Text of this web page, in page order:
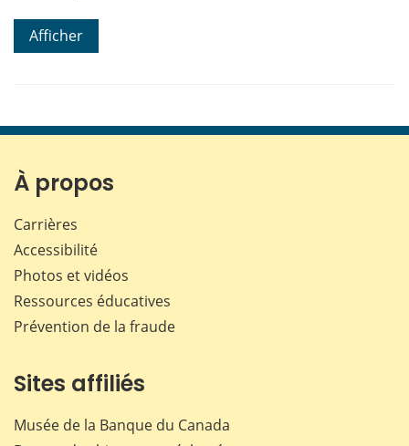
Afficher
À propos
Carrières
Accessibilité
Photos et vidéos
Ressources éducatives
Prévention de la fraude
Sites affiliés
Musée de la Banque du Canada